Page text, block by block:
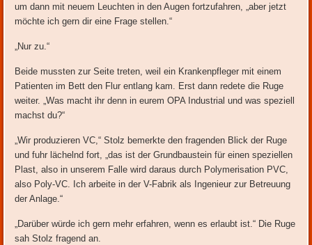
um dann mit neuem Leuchten in den Augen fortzufahren, „aber jetzt
möchte ich gern dir eine Frage stellen.“
„Nur zu.“
Beide mussten zur Seite treten, weil ein Krankenpfleger mit einem
Patienten im Bett den Flur entlang kam. Erst dann redete die Ruge
weiter. „Was macht ihr denn in eurem OPA Industrial und was speziell
machst du?“
„Wir produzieren VC,“ Stolz bemerkte den fragenden Blick der Ruge
und fuhr lächelnd fort, „das ist der Grundbaustein für einen speziellen
Plast, also in unserem Falle wird daraus durch Polymerisation PVC,
also Poly-VC. Ich arbeite in der V-Fabrik als Ingenieur zur Betreuung
der Anlage.“
„Darüber würde ich gern mehr erfahren, wenn es erlaubt ist.“ Die Ruge
sah Stolz fragend an.